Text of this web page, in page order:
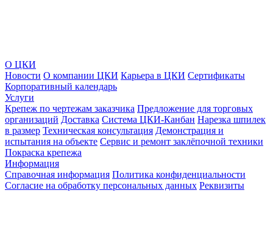
О ЦКИ
Новости О компании ЦКИ Карьера в ЦКИ Сертификаты
Корпоративный календарь
Услуги
Крепеж по чертежам заказчика Предложение для торговых
организаций Доставка Система ЦКИ-Канбан Нарезка шпилек
в размер Техническая консультация Демонстрация и
испытания на объекте Сервис и ремонт заклёпочной техники
Покраска крепежа
Информация
Справочная информация Политика конфиденциальности
Согласие на обработку персональных данных Реквизиты